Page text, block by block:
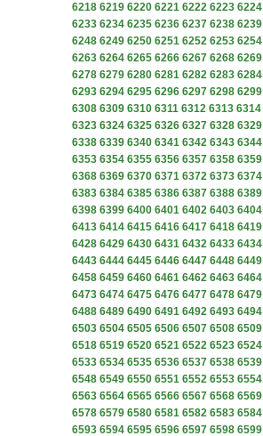
6218 6219 6220 6221 6222 6223 6224
6233 6234 6235 6236 6237 6238 6239
6248 6249 6250 6251 6252 6253 6254
6263 6264 6265 6266 6267 6268 6269
6278 6279 6280 6281 6282 6283 6284
6293 6294 6295 6296 6297 6298 6299
6308 6309 6310 6311 6312 6313 6314
6323 6324 6325 6326 6327 6328 6329
6338 6339 6340 6341 6342 6343 6344
6353 6354 6355 6356 6357 6358 6359
6368 6369 6370 6371 6372 6373 6374
6383 6384 6385 6386 6387 6388 6389
6398 6399 6400 6401 6402 6403 6404
6413 6414 6415 6416 6417 6418 6419
6428 6429 6430 6431 6432 6433 6434
6443 6444 6445 6446 6447 6448 6449
6458 6459 6460 6461 6462 6463 6464
6473 6474 6475 6476 6477 6478 6479
6488 6489 6490 6491 6492 6493 6494
6503 6504 6505 6506 6507 6508 6509
6518 6519 6520 6521 6522 6523 6524
6533 6534 6535 6536 6537 6538 6539
6548 6549 6550 6551 6552 6553 6554
6563 6564 6565 6566 6567 6568 6569
6578 6579 6580 6581 6582 6583 6584
6593 6594 6595 6596 6597 6598 6599